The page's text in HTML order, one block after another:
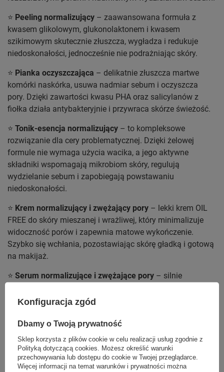
⭐ Peeling normalizujący – zaawansowana formuła z
kwasem glikolowym, glukonolaktonem i kwasem
szikimowym skutecznie złuszcza, wygładza i redukuje
niedoskonałości, jednocześnie nie podrażniając skóry.
⭐ Pianka oczyszczająca – delikatnie złuszcza martwe
komórki naskórka, usuwa nadmiar sebum i oczyszcza
pory. Dzięki zawartości kwasu PHA oraz salicylanów z
fiołka działa antybakteryjnie i przywraca skórze świeżość.
⭐ Tonik-esencja normalizujący – to kompleksowe
rozwiązanie dla cery problematycznej. Dzięki żelowej
formule nie wymaga użycia wacika, a jego aktywne
składniki wspomagają mikrobiom skóry, regulują
wydzielanie sebum i zapobiegają powstawaniu
niedoskonałości.
⭐ Krem normalizujący i zwężający pory – lekki krem OIL
FREE do skóry mieszanej i wrażliwej, który minimalizuje
widoczność porów i zapewnia matowe wykończenie.
Szybko się wchłania, pozostawiając skórę gładką i gotową
na makijaż.
⭐ Serum normalizujące i zwężające pory – silnie
skórę i zmniejsza widoczność porów. Dzięki lekkiej formule
EYE FUSION – dla pielęgnacji okolic
oczu
Oczy to najbardziej delikatna strefa naszej twarzy, dlatego
Konfiguracja zgód
Dbamy o Twoją prywatność
Sklep korzysta z plików cookie w celu realizacji usług zgodnie z
Polityką dotyczącą cookies . Możesz określić warunki
przechowywania lub dostępu do cookie w Twojej przeglądarce.
Więcej informacji na temat warunków i prywatności można